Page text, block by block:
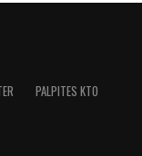
PALPITES KTO